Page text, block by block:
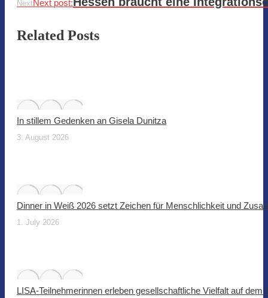
Next Next post:
Related Posts
In stillem Gedenken an Gisela Dunitza
3. August 2026
Dinner in Weiß 2026 setzt Zeichen für Menschlichkeit und
1. July 2026
LISA-Teilnehmerinnen erleben gesellschaftliche Vielfalt auf dem